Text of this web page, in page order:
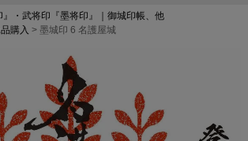
』・武将印『墨将印』｜御城印帳、他
購入
墨城印 6 名護屋城